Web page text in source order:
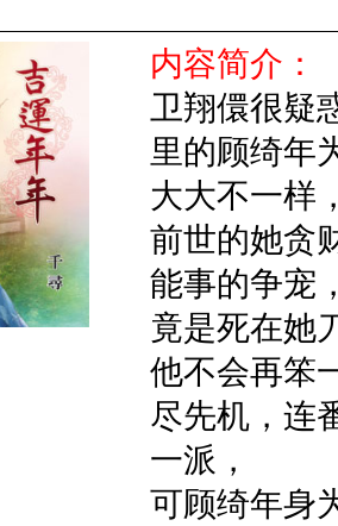
内容简介：
卫翔儇很疑
里的顾绮年
大大不一样
前世的她贪
能事的争宠
竟是死在
他不会再笨
尽先机，连
一派，
可顾绮年身